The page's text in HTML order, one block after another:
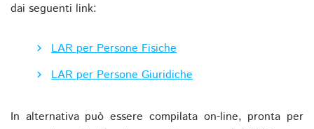
dai seguenti link:
LAR per Persone Fisiche
LAR per Persone Giuridiche
In alternativa può essere compilata on-line, pronta per